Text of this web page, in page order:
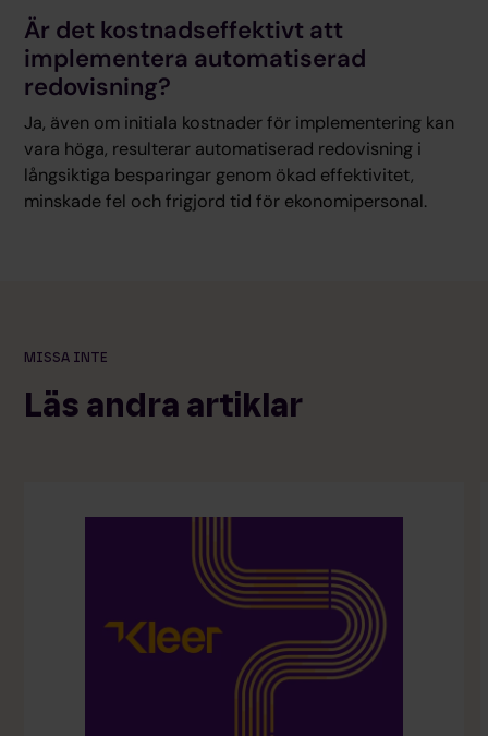
Är det kostnadseffektivt att
implementera automatiserad
redovisning?
Ja, även om initiala kostnader för implementering kan
vara höga, resulterar automatiserad redovisning i
långsiktiga besparingar genom ökad effektivitet,
minskade fel och frigjord tid för ekonomipersonal.
MISSA INTE
Läs andra artiklar